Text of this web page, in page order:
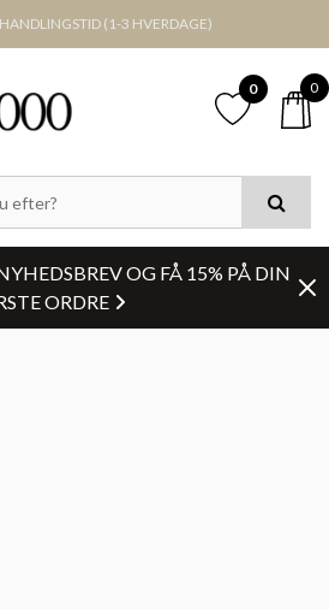
(1-3 HVERDAGE)
0 0
OG FÅ 15% PÅ DIN
ORDRE